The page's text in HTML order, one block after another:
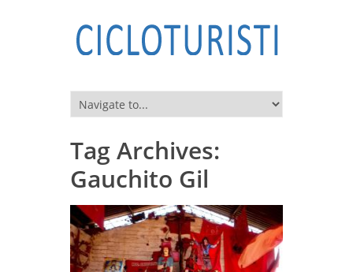
Tag Archives:
Gauchito Gil